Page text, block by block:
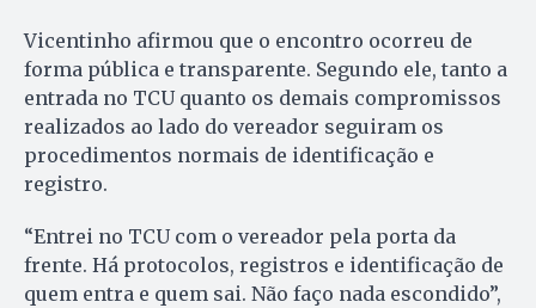
Vicentinho afirmou que o encontro ocorreu de
forma pública e transparente. Segundo ele, tanto a
entrada no TCU quanto os demais compromissos
realizados ao lado do vereador seguiram os
procedimentos normais de identificação e
registro.
“Entrei no TCU com o vereador pela porta da
frente. Há protocolos, registros e identificação de
quem entra e quem sai. Não faço nada escondido”,